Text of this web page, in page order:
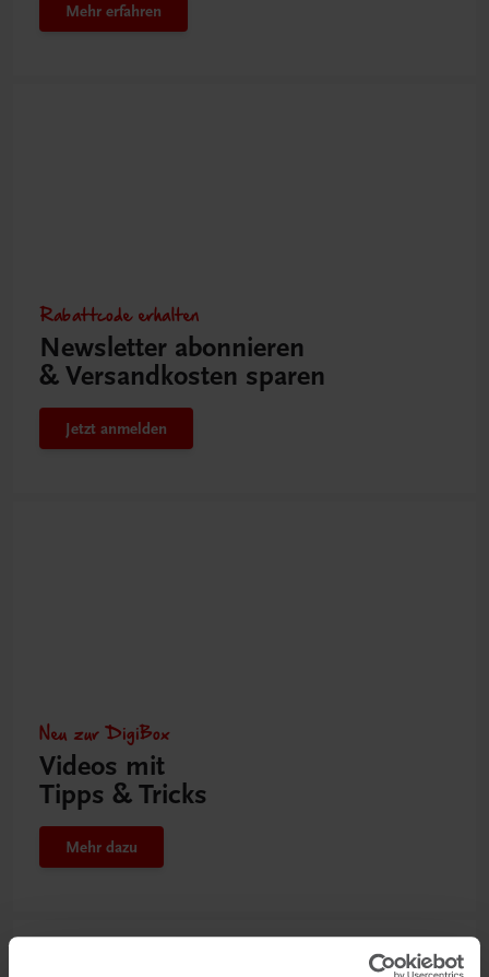
Mehr erfahren
Rabattcode erhalten
Newsletter abonnieren
& Versandkosten sparen
Jetzt anmelden
Neu zur DigiBox
Videos mit
Tipps & Tricks
Mehr dazu